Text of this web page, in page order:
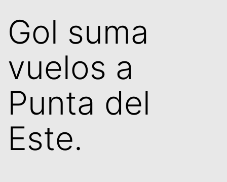
Gol suma
vuelos a
Punta del
Este.